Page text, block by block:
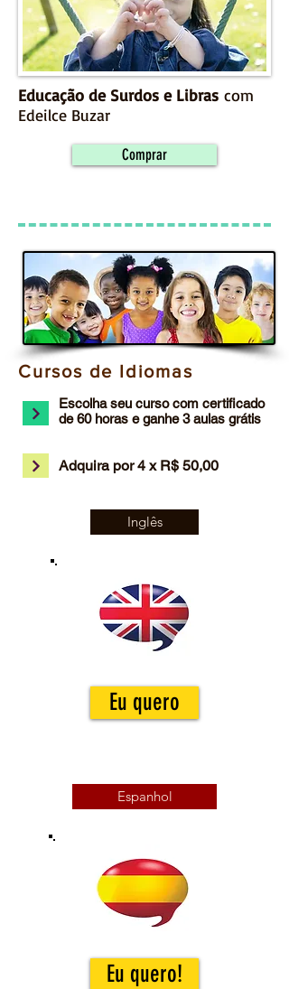
Educação de Surdos e Libras com
Edeilce Buzar
Comprar
Cursos de Idiomas
Escolha seu curso com certificado
de 60 horas e ganhe 3 aulas grátis
Adquira por 4 x R$ 50,00
Inglês
Eu quero
Espanhol
Eu quero!